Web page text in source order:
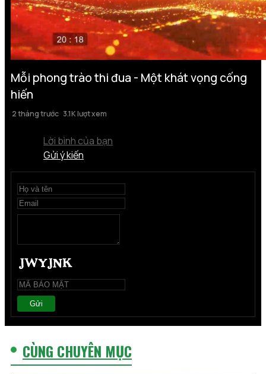
Mỗi phong trào thi đua - Một khát vọng cống
hiến
2 tháng trước 3.1K lượt xem
Lời bình của bạn
Gửi ý kiến
Gửi
CÙNG CHUYÊN MỤC